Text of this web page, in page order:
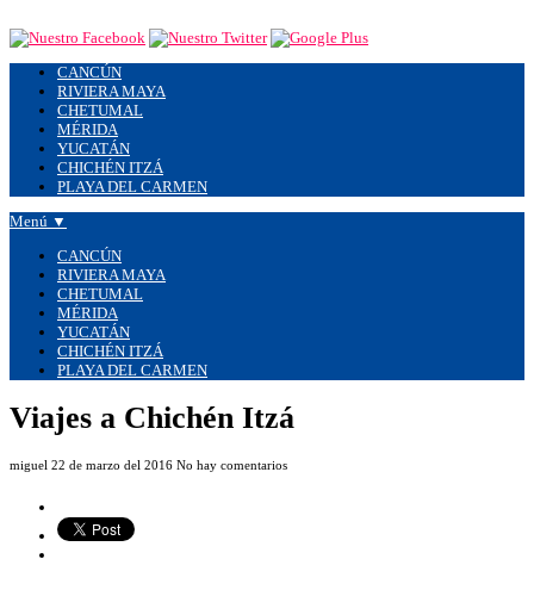
CANCÚN
RIVIERA MAYA
CHETUMAL
MÉRIDA
YUCATÁN
CHICHÉN ITZÁ
PLAYA DEL CARMEN
Menú ▼
CANCÚN
RIVIERA MAYA
CHETUMAL
MÉRIDA
YUCATÁN
CHICHÉN ITZÁ
PLAYA DEL CARMEN
Viajes a Chichén Itzá
miguel 22 de marzo del 2016 No hay comentarios